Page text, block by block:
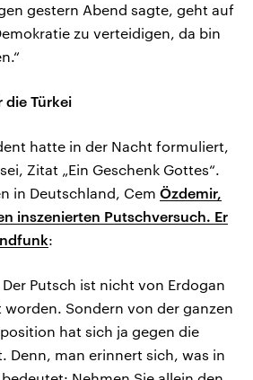
gestern Abend sagte, geht auf
zu verteidigen, da bin
die Türkei
hatte in der Nacht formuliert,
Zitat „Ein Geschenk Gottes“.
in Deutschland, Cem Özdemir,
inszenierten Putschversuch. Er
:
Der Putsch ist nicht von Erdogan
Sondern von der ganzen
hat sich ja gegen die
Denn, man erinnert sich, was in